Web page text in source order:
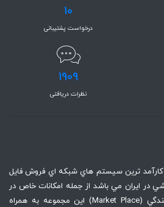
10
درخواست پشتیبانی
1909
نظرات دریافتی
ترين سيستم هاي شبكه اي فروش فايل
در ايران مي باشد از جمله امكانات خاص در
سايت پازل قابليت چند فروشندگي (Market Place) اين مجموعه به همراه